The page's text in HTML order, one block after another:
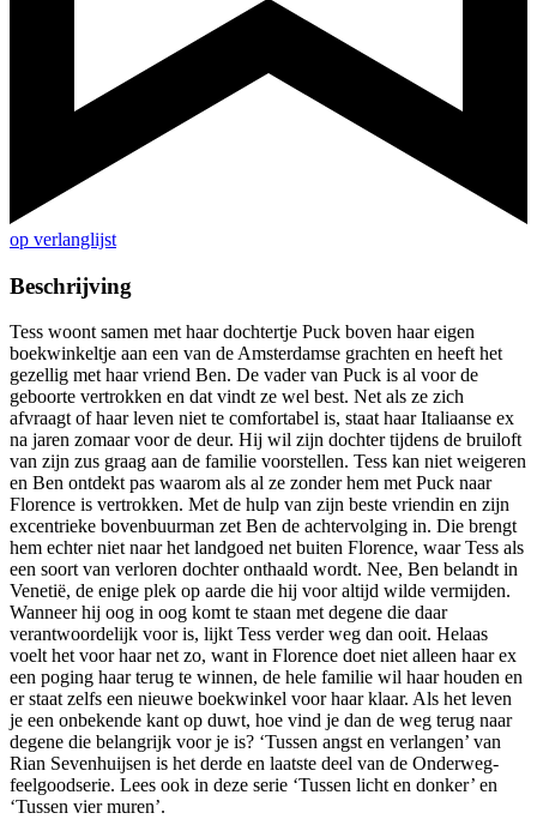
op verlanglijst
Beschrijving
Tess woont samen met haar dochtertje Puck boven haar eigen
boekwinkeltje aan een van de Amsterdamse grachten en heeft het
gezellig met haar vriend Ben. De vader van Puck is al voor de
geboorte vertrokken en dat vindt ze wel best. Net als ze zich
afvraagt of haar leven niet te comfortabel is, staat haar Italiaanse ex
na jaren zomaar voor de deur. Hij wil zijn dochter tijdens de bruiloft
van zijn zus graag aan de familie voorstellen. Tess kan niet weigeren
en Ben ontdekt pas waarom als al ze zonder hem met Puck naar
Florence is vertrokken. Met de hulp van zijn beste vriendin en zijn
excentrieke bovenbuurman zet Ben de achtervolging in. Die brengt
hem echter niet naar het landgoed net buiten Florence, waar Tess als
een soort van verloren dochter onthaald wordt. Nee, Ben belandt in
Venetië, de enige plek op aarde die hij voor altijd wilde vermijden.
Wanneer hij oog in oog komt te staan met degene die daar
verantwoordelijk voor is, lijkt Tess verder weg dan ooit. Helaas
voelt het voor haar net zo, want in Florence doet niet alleen haar ex
een poging haar terug te winnen, de hele familie wil haar houden en
er staat zelfs een nieuwe boekwinkel voor haar klaar. Als het leven
je een onbekende kant op duwt, hoe vind je dan de weg terug naar
degene die belangrijk voor je is? ‘Tussen angst en verlangen’ van
Rian Sevenhuijsen is het derde en laatste deel van de Onderweg-
feelgoodserie. Lees ook in deze serie ‘Tussen licht en donker’ en
‘Tussen vier muren’.